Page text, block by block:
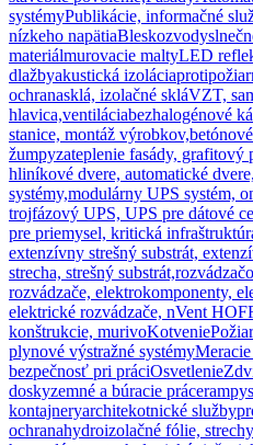
systémyPublikácie, informačné
nízkeho napätiaBleskozvody
materiálmurovacie maltyLED
dlažbyakustická izolácia
ochranasklá, izolačné skláVZT,
hlavica,ventiláciabezhalogénové
stanice, montáž výrobkov,
žumpyzateplenie fasády, grafitový
hliníkové dvere, automatické
systémy,modulárny UPS systém,
trojfázový UPS, UPS pre dátové
pre priemysel, kritická
extenzívny strešný substrát,
strecha, strešný substrát,
rozvádzače, elektrokomponenty,
elektrické rozvádzače, nVent
konštrukcie, murivoKotvenie
plynové výstražné systémy
bezpečnosť pri práciOsvetlenie
doskyzemné a búracie prácerampy
kontajneryarchitekotnické služby
ochranahydroizolačné fólie, strechy